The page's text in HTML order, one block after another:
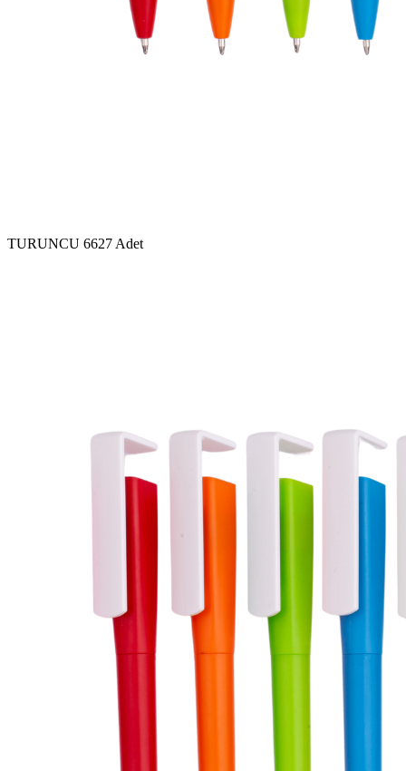
TURUNCU 6627 Adet